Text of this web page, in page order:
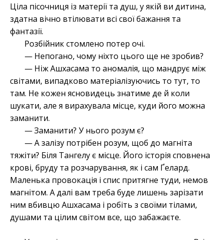
Ціла пісочниця із матерії та душ, у якій ви дитина,
здатна вічно втілювати всі свої бажання та
фантазії.
Розбійник стомлено потер очі.
— Непогано, чому ніхто цього ще не зробив?
— Ніж Ашхасама то аномалія, що мандрує між
світами, випадково матеріалізуючись то тут, то
там. Не кожен ясновидець знатиме де й коли
шукати, але я вирахувала місце, куди його можна
заманити.
— Заманити? У нього розум є?
— А залізу потрібен розум, щоб до магніта
тяжіти? Біля Тангелу є місце. Його історія сповнена
крові, бруду та розчарування, як і сам Ґелард.
Маленька провокація і спис притягне туди, немов
магнітом. А далі вам треба буде лишень зарізати
ним вбивцю Ашхасама і робіть з своїми тілами,
душами та цілим світом все, що забажаєте.